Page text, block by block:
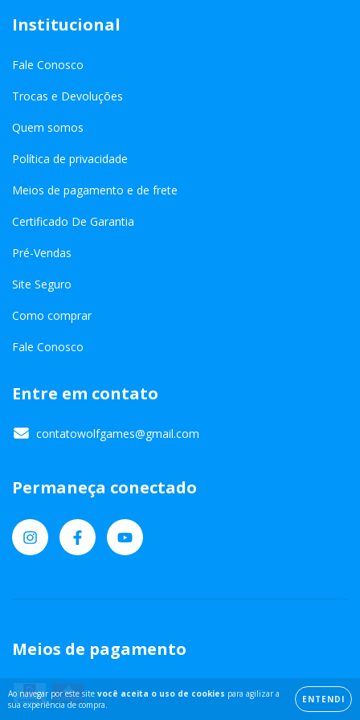
Ao navegar por este site você aceita o uso de cookies para agilizar a
sua experiência de compra.
ENTENDI
Institucional
Fale Conosco
Trocas e Devoluções
Quem somos
Política de privacidade
Meios de pagamento e de frete
Certificado De Garantia
Pré-Vendas
Site Seguro
Como comprar
Fale Conosco
Entre em contato
contatowolfgames@gmail.com
Permaneça conectado
Meios de pagamento